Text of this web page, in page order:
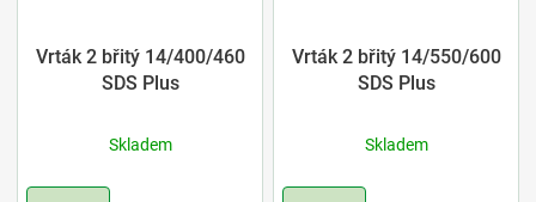
Vrták 2 břitý 14/400/460
SDS Plus
Skladem
Vrták 2 břitý 14/550/600
SDS Plus
Skladem